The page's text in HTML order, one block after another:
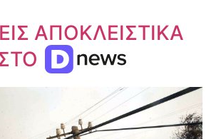
ΑΠΟΚΛΕΙΣΤΙΚΑ